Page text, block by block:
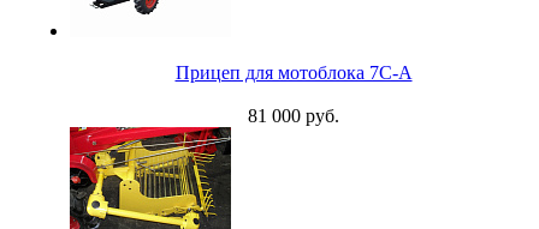
Прицеп для мотоблока 7C-А
81 000 руб.